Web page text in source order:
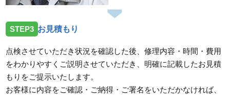
STEP3 お見積もり
点検させていただき状況を確認した後、修理内容・時間・費用
をわかりやすくご説明させていただき、明確に記載したお見積
もりをご提示いたします。
お客様に内容をご確認・ご納得・ご署名をいただかなければ、